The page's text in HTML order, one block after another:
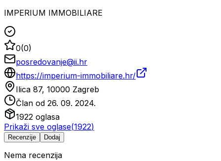
IMPERIUM IMMOBILIARE
0(0)
posredovanje@ii.hr
https://imperium-immobiliare.hr/
Ilica 87, 10000 Zagreb
Član od 26. 09. 2024.
1922 oglasa
Prikaži sve oglase(1922)
Recenzije Dodaj
Nema recenzija